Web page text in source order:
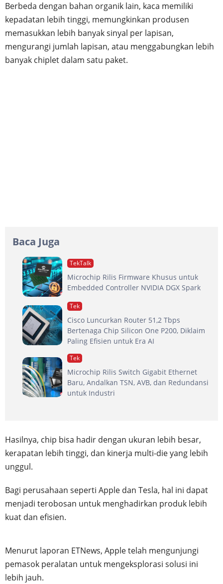
Berbeda dengan bahan organik lain, kaca memiliki
kepadatan lebih tinggi, memungkinkan produsen
memasukkan lebih banyak sinyal per lapisan,
mengurangi jumlah lapisan, atau menggabungkan lebih
banyak chiplet dalam satu paket.
Baca Juga
TekTalk
Microchip Rilis Firmware Khusus untuk
Embedded Controller NVIDIA DGX Spark
Tek
Cisco Luncurkan Router 51,2 Tbps
Bertenaga Chip Silicon One P200, Diklaim
Paling Efisien untuk Era AI
Tek
Microchip Rilis Switch Gigabit Ethernet
Baru, Andalkan TSN, AVB, dan Redundansi
untuk Industri
Hasilnya, chip bisa hadir dengan ukuran lebih besar,
kerapatan lebih tinggi, dan kinerja multi-die yang lebih
unggul.
Bagi perusahaan seperti Apple dan Tesla, hal ini dapat
menjadi terobosan untuk menghadirkan produk lebih
kuat dan efisien.
Menurut laporan ETNews, Apple telah mengunjungi
pemasok peralatan untuk mengeksplorasi solusi ini
lebih jauh.